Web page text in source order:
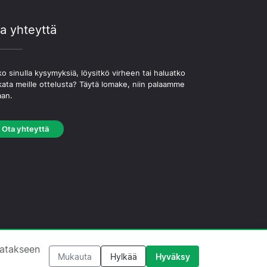
yhteyttä
sinulla kysymyksiä, löysitkö virheen tai haluatko
meille ottelusta? Täytä lomake, niin palaamme
Ota yhteyttä
·Toimituksellinen käytäntö
Mukauta Hylkää Hyväksy